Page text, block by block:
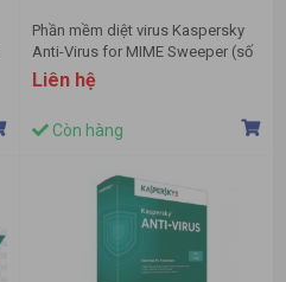
Phần mềm diệt virus Kaspersky
Anti-Virus for MIME Sweeper (số
lượng 150-249)
Liên hệ
Còn hàng